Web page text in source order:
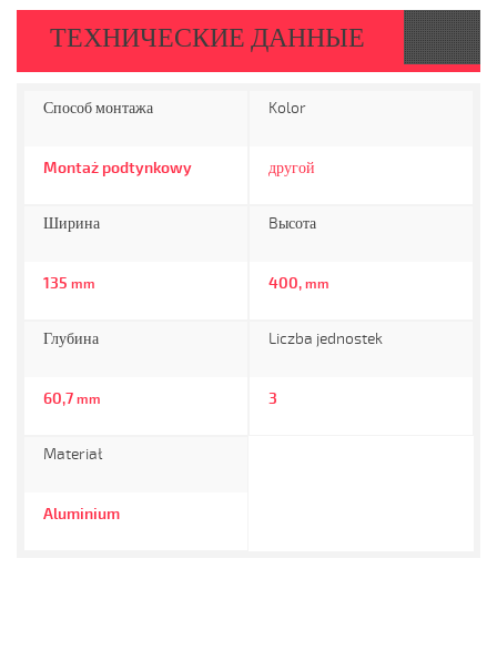
ТЕХНИЧЕСКИЕ ДАННЫЕ
Способ монтажа
Montaż podtynkowy
Kolor
другой
Ширина
135 mm
Bысота
400, mm
Глубина
60,7 mm
Liczba jednostek
3
Materiał
Aluminium